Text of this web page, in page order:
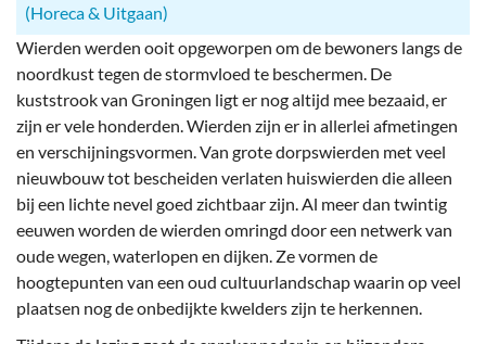
(Horeca & Uitgaan)
Wierden werden ooit opgeworpen om de bewoners langs de
noordkust tegen de stormvloed te beschermen. De
kuststrook van Groningen ligt er nog altijd mee bezaaid, er
zijn er vele honderden. Wierden zijn er in allerlei afmetingen
en verschijningsvormen. Van grote dorpswierden met veel
nieuwbouw tot bescheiden verlaten huiswierden die alleen
bij een lichte nevel goed zichtbaar zijn. Al meer dan twintig
eeuwen worden de wierden omringd door een netwerk van
oude wegen, waterlopen en dijken. Ze vormen de
hoogtepunten van een oud cultuurlandschap waarin op veel
plaatsen nog de onbedijkte kwelders zijn te herkennen.